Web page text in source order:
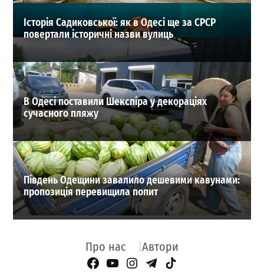
Історія Садиковської: як в Одесі ще за СРСР
повертали історичні назви вулиць
В Одесі поставили Шекспіра у декораціях
сучасного пляжу
Південь Одещини завалило дешевими кавунами:
пропозиція перевищила попит
Про нас Автори
Facebook Page
YouTube
Instagram
Telegram
TikTok